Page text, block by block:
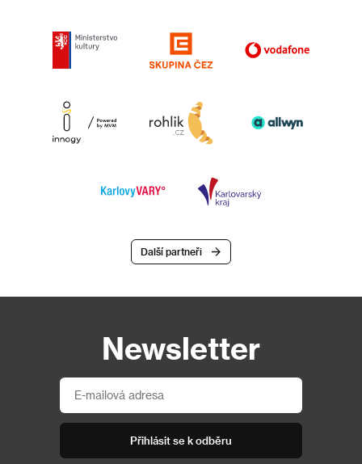
Další partneři
Newsletter
Přihlásit se k odběru